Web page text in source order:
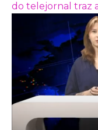
do telejornal traz